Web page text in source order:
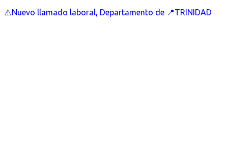
⚠️Nuevo llamado laboral, Departamento de 📍TRINIDAD